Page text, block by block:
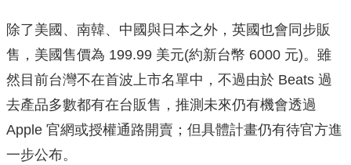
除了美國、南韓、中國與日本之外，英國也會同步販
售，美國售價為 199.99 美元(約新台幣 6000 元)。雖
然目前台灣不在首波上市名單中，不過由於 Beats 過
去產品多數都有在台販售，推測未來仍有機會透過
Apple 官網或授權通路開賣；但具體計畫仍有待官方進
一步公布。